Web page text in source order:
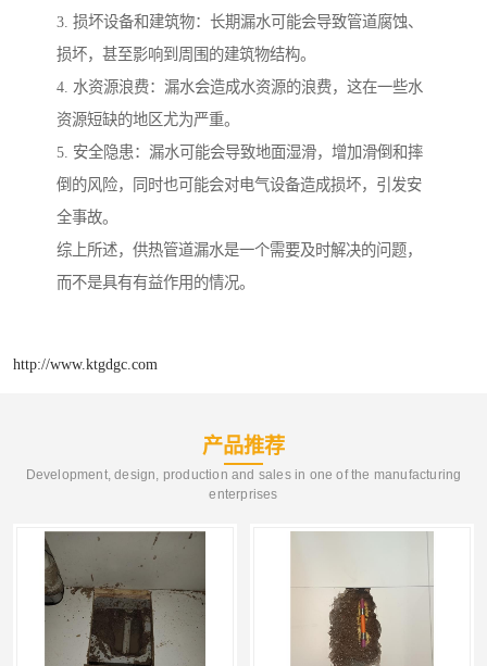
3. 损坏设备和建筑物：长期漏水可能会导致管道腐蚀、
损坏，甚至影响到周围的建筑物结构。
4. 水资源浪费：漏水会造成水资源的浪费，这在一些水
资源短缺的地区尤为严重。
5. 安全隐患：漏水可能会导致地面湿滑，增加滑倒和摔
倒的风险，同时也可能会对电气设备造成损坏，引发安
全事故。
综上所述，供热管道漏水是一个需要及时解决的问题，
而不是具有有益作用的情况。
http://www.ktgdgc.com
产品推荐
Development, design, production and sales in one of the manufacturing
enterprises